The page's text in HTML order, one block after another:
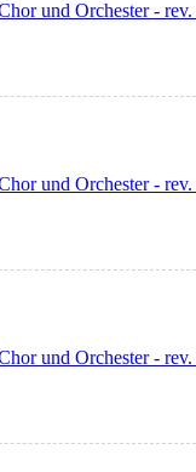
und Orchester - rev.
und Orchester -
und Orchester -